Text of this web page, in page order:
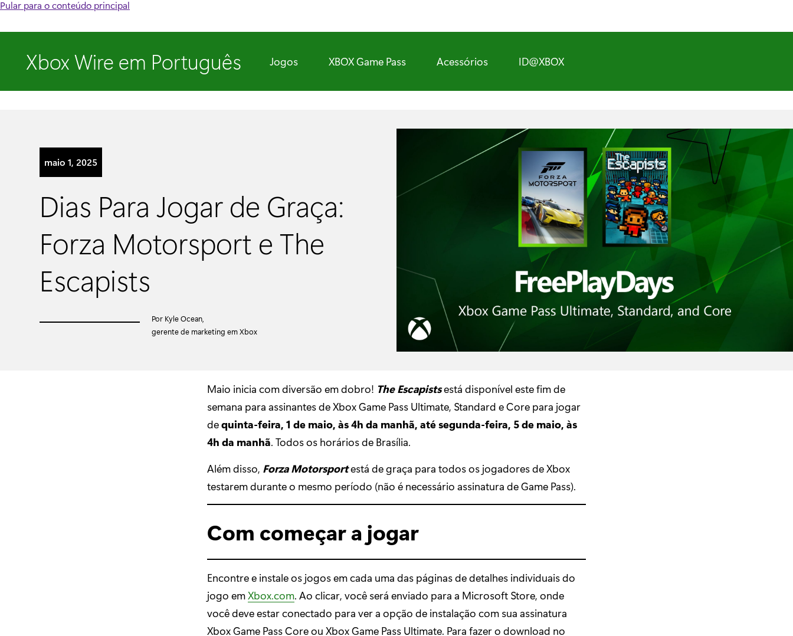
Pular para o conteúdo principal
Xbox Wire em Português Jogos XBOX Game Pass Acessórios ID@XBOX
maio 1, 2025
Dias Para Jogar de Graça:
Forza Motorsport e The
Escapists
Por Kyle Ocean,
gerente de marketing em Xbox
Maio inicia com diversão em dobro! The Escapistsestá disponível este fim de
semana para assinantes de Xbox Game Pass Ultimate, Standard e Core para jogar
dequinta-feira, 1 de maio, às 4h da manhã, até segunda-feira, 5 de maio, às
4h da manhã. Todos os horários de Brasília.
Além disso, Forza Motorsportestá de graça para todos os jogadores de Xbox
testarem durante o mesmo período (não é necessário assinatura de Game Pass).
Com começar a jogar
Encontre e instale os jogos em cada uma das páginas de detalhes individuais do
jogo emXbox.com. Ao clicar, você será enviado para a Microsoft Store, onde
você deve estar conectado para ver a opção de instalação com sua assinatura
Xbox Game Pass Core ou Xbox Game Pass Ultimate. Para fazer o download no